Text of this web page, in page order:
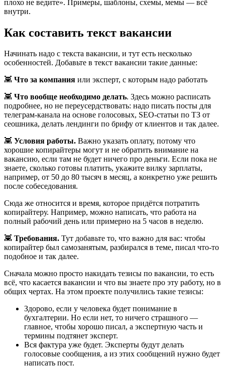
плохо не ведите». Примеры, шаблоны, схемы, мемы — всё
внутри.
Как составить текст вакансии
Начинать надо с текста вакансии, и тут есть несколько
особенностей. Добавьте в текст вакансии такие данные:
👾 Что за компания или эксперт, с которым надо работать
👾 Что вообще необходимо делать. Здесь можно расписать
подробнее, но не переусердствовать: надо писать посты для
телеграм-канала на основе голосовых, SEO-статьи по ТЗ от
сеошника, делать лендинги по брифу от клиентов и так далее.
👾 Условия работы. Важно указать оплату, потому что
хорошие копирайтеры могут и не обратить внимание на
вакансию, если там не будет ничего про деньги. Если пока не
знаете, сколько готовы платить, укажите вилку зарплаты,
например, от 50 до 80 тысяч в месяц, а конкретно уже решить
после собеседования.
Сюда же относится и время, которое придётся потратить
копирайтеру. Например, можно написать, что работа на
полный рабочий день или примерно на 5 часов в неделю.
👾 Требования. Тут добавьте то, что важно для вас: чтобы
копирайтер был самозанятым, разбирался в теме, писал что-то
подобное и так далее.
Сначала можно просто накидать тезисы по вакансии, то есть
всё, что касается вакансии и что вы знаете про эту работу, но в
общих чертах. На этом проекте получились такие тезисы:
Здорово, если у человека будет понимание в
бухгалтерии. Но если нет, то ничего страшного —
главное, чтобы хорошо писал, а экспертную часть и
термины подтянет эксперт.
Вся фактура уже будет. Эксперты будут делать
голосовые сообщения, а из этих сообщений нужно будет
написать пост.